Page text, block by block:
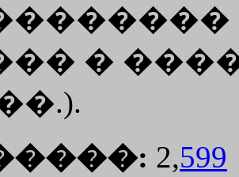
�
2,599